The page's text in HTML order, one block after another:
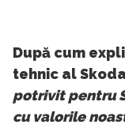
După cum
tehnic al
potrivit pentru
cu valorile